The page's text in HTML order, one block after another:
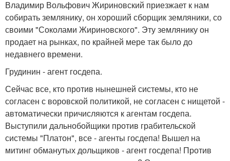
Владимир Вольфович Жириновский приезжает к нам
собирать землянику, он хороший сборщик земляники, со
своими "Соколами Жириновского". Эту землянику он
продает на рынках, по крайней мере так было до
недавнего времени.
Грудинин - агент госдепа.
Сейчас все, кто против нынешней системы, кто не
согласен с воровской политикой, не согласен с нищетой -
автоматически причисляются к агентам госдепа.
Выступили дальнобойщики против грабительской
системы "Платон", все - агенты госдепа! Вышел на
митинг обманутых дольщиков - агент госдепа! Против